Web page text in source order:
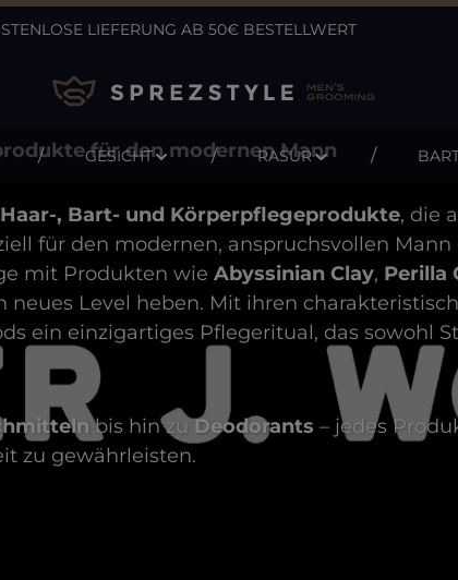
LIEFERUNG AB 50€ BESTELLWERT
GESICHT RASUR
für den modernen Mann
Haar-, Bart- und Körperpflegeprodukte, die
für den modernen, anspruchsvollen
mit Produkten wie Abyssinian Clay, Perilla
neues Level heben. Mit ihren
ein einzigartiges Pflegeritual, das sowohl
bis hin zuDeodorants – jedes
zu gewährleisten.